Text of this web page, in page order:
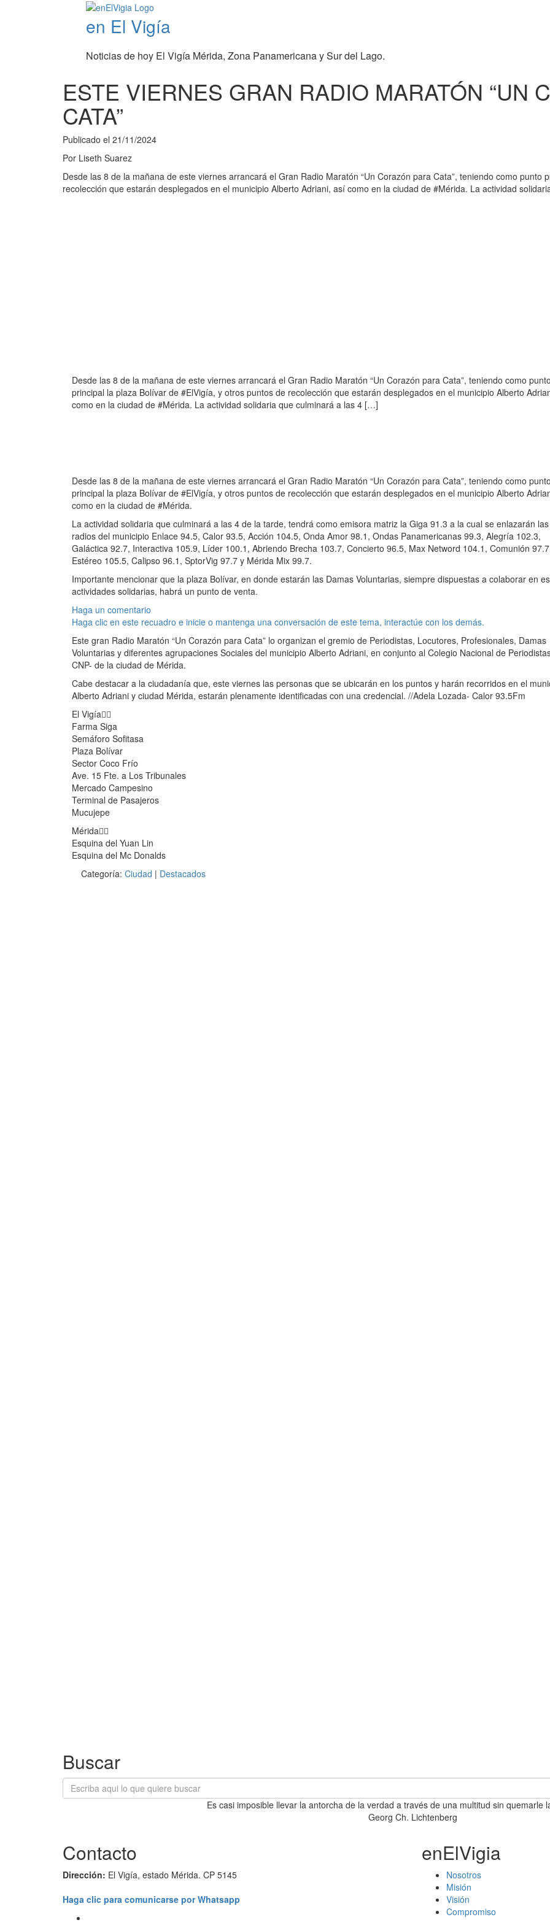
en El Vigía
Noticias de hoy El Vigía Mérida, Zona Panamericana y Sur del Lago.
ESTE VIERNES GRAN RADIO MARATÓN “UN
CATA”
Publicado el 21/11/2024
Por Liseth Suarez
Desde las 8 de la mañana de este viernes arrancará el Gran Radio Maratón “Un Corazón para Cata”, teniendo como
recolección que estarán desplegados en el municipio Alberto Adriani, así como en la ciudad de #Mérida. La actividad
Desde las 8 de la mañana de este viernes arrancará el Gran Radio Maratón “Un Corazón para Cata”, teniendo como punto
principal la plaza Bolívar de #ElVigía, y otros puntos de recolección que estarán desplegados en el municipio Alberto
como en la ciudad de #Mérida. La actividad solidaria que culminará a las 4 […]
Desde las 8 de la mañana de este viernes arrancará el Gran Radio Maratón “Un Corazón para Cata”, teniendo como punto
principal la plaza Bolívar de #ElVigía, y otros puntos de recolección que estarán desplegados en el municipio Alberto
como en la ciudad de #Mérida.
La actividad solidaria que culminará a las 4 de la tarde, tendrá como emisora matriz la Giga 91.3 a la cual se enlazarán las
radios del municipio Enlace 94.5, Calor 93.5, Acción 104.5, Onda Amor 98.1, Ondas Panamericanas 99.3, Alegría 102.3,
Galáctica 92.7, Interactiva 105.9, Líder 100.1, Abriendo Brecha 103.7, Concierto 96.5, Max Netword 104.1, Comunión
Estéreo 105.5, Calipso 96.1, SptorVig 97.7 y Mérida Mix 99.7.
Importante mencionar que la plaza Bolívar, en donde estarán las Damas Voluntarias, siempre dispuestas a colaborar en
actividades solidarias, habrá un punto de venta.
Haga un comentario
Haga clic en este recuadro e inicie o mantenga una conversación de este tema, interactúe con los demás.
Este gran Radio Maratón “Un Corazón para Cata” lo organizan el gremio de Periodistas, Locutores, Profesionales, Damas
Voluntarias y diferentes agrupaciones Sociales del municipio Alberto Adriani, en conjunto al Colegio Nacional de
CNP- de la ciudad de Mérida.
Cabe destacar a la ciudadanía que, este viernes las personas que se ubicarán en los puntos y harán recorridos en el
Alberto Adriani y ciudad Mérida, estarán plenamente identificadas con una credencial. //Adela Lozada- Calor 93.5Fm
El Vigía👇🏼
Farma Siga
Semáforo Sofitasa
Plaza Bolívar
Sector Coco Frío
Ave. 15 Fte. a Los Tribunales
Mercado Campesino
Terminal de Pasajeros
Mucujepe
Mérida👇🏼
Esquina del Yuan Lin
Esquina del Mc Donalds
Categoría: Ciudad | Destacados
Buscar
Es casi imposible llevar la antorcha de la verdad a través de una multitud sin quemarle
Georg Ch. Lichtenberg
Contacto
Dirección: El Vigía, estado Mérida. CP 5145
Haga clic para comunicarse por Whatsapp
enElVigia
Nosotros
Misión
Visión
Compromiso